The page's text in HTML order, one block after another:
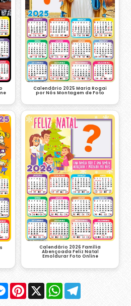
Calendário 2025 Maria Rogai
por Nós Montagem de Foto
Calendário 2026 Família
Abençoada Feliz Natal
Emoldurar Foto Online
Messenger
Pinterest
X WhatsApp